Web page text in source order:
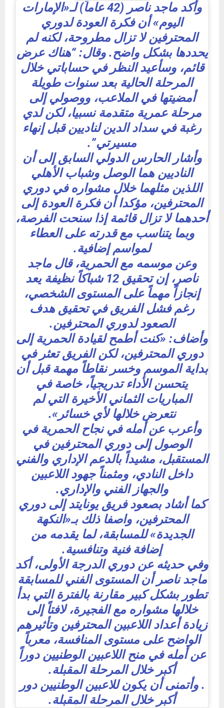
وأكد ماجد ناصر (42 عاماً) لـ«الإمارات
اليوم» أن فكرة العودة لدوري
المحترفين لا تزال مطروحة، لكنه لم
يحددها بشكل واضح. وقال: “هناك عرض
قائم، وسأعيد النظر في حساباتي خلال
المرحلة الحالية بعد سنوات طويلة
أمضيتها في الملاعب، ووصولي إلى
مرحلة عمرية متقدمة نسبيا، لكن لدي
رغبة في سداد الدين لناديين قبل إنهاء
مسيرتي”.
وأشار الحارس الدولي السابق إلى أن
الناديين هما الوصل وشباب الأهلي
اللذين مثلهما خلال مشواره في دوري
المحترفين، مؤكدا أن فكرة العودة إلى
أحدهما لا تزال قائمة إذا سنحت الفرصة،
وبما يتناسب مع قدرته على العطاء
لمواسم إضافية.
وعن موسمه مع الحمرية، قال ماجد
ناصر، إن تحقيق 12 شباكاً نظيفة يعد
إنجازاً مهماً على المستوى الشخصي،
رغم فشل الفريق في تحقيق هدف
الصعود لدوري المحترفين.
وأضاف: «كنت أطمح لقيادة الحمرية إلى
دوري المحترفين، لكن الفريق تعثر في
بداية الموسم وخسر نقاطاً مهمة قبل أن
يتحسن الأداء تدريجياً، خاصة في
المباريات الثماني الأخيرة التي لم
نتعرض خلالها لأي خسائر».
وأعرب عن أمله في نجاح الحمرية في
الوصول إلى دوري المحترفين في
المستقبل، مشيداً بالدعم الإداري والفني
داخل النادي، ومثمناً جهود اللاعبين
والجهاز الفني والإداري.
كما أشاد بصعود فريق يونايتد إلى دوري
المحترفين، واصفا ذلك بـ«النكهة
الجديدة» للمسابقة، لما يقدمه من
إضافة فنية وتنافسية.
وفي حديثه عن دوري الدرجة الأولى، أكد
ماجد ناصر أن المستوى الفني للمسابقة
تطور بشكل كبير مقارنة بالفترة التي بدأ
خلالها مشواره مع الفجيرة، لافتاً إلى
زيادة أعداد اللاعبين المحترفين وتأثيرهم
الواضح على مستوى المنافسة، معرباً
عن أمله في منح اللاعبين الوطنيين دوراً
أكبر خلال المرحلة المقبلة.
. وأتمنى أن يكون للاعبين الوطنيين دور
أكبر خلال المرحلة المقبلة.